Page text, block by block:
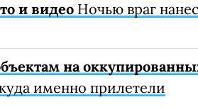
и видео Ночью враг
на
именно прилетели